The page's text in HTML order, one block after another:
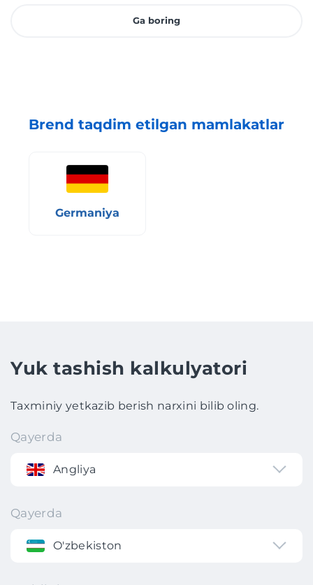
Ga boring
Brend taqdim etilgan mamlakatlar
Germaniya
Yuk tashish kalkulyatori
Taxminiy yetkazib berish narxini bilib oling.
Qayerda
Angliya
Qayerda
O'zbekiston